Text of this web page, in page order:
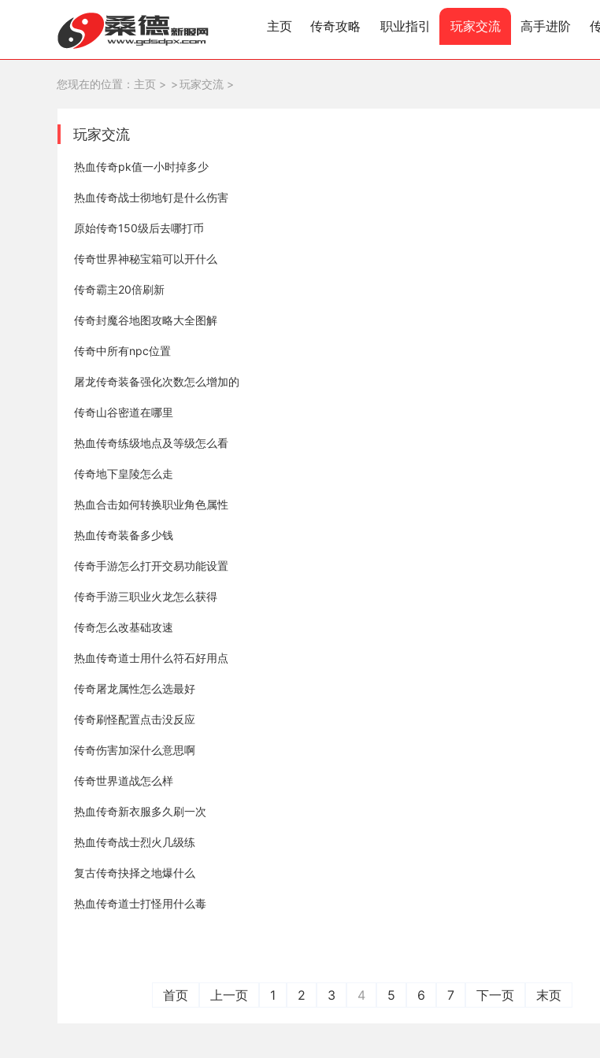
主页 传奇攻略 职业指引 玩家交流 高手进阶
您现在的位置： 主页 > 玩家交流 >
玩家交流
热血传奇pk值一小时掉多少
热血传奇战士彻地钉是什么伤害
原始传奇150级后去哪打币
传奇世界神秘宝箱可以开什么
传奇霸主20倍刷新
传奇封魔谷地图攻略大全图解
传奇中所有npc位置
屠龙传奇装备强化次数怎么增加的
传奇山谷密道在哪里
热血传奇练级地点及等级怎么看
传奇地下皇陵怎么走
热血合击如何转换职业角色属性
热血传奇装备多少钱
传奇手游怎么打开交易功能设置
传奇手游三职业火龙怎么获得
传奇怎么改基础攻速
热血传奇道士用什么符石好用点
传奇屠龙属性怎么选最好
传奇刷怪配置点击没反应
传奇伤害加深什么意思啊
传奇世界道战怎么样
热血传奇新衣服多久刷一次
热血传奇战士烈火几级练
复古传奇抉择之地爆什么
热血传奇道士打怪用什么毒
首页 上一页 1 2 3 4 5 6 7 下一页 末页